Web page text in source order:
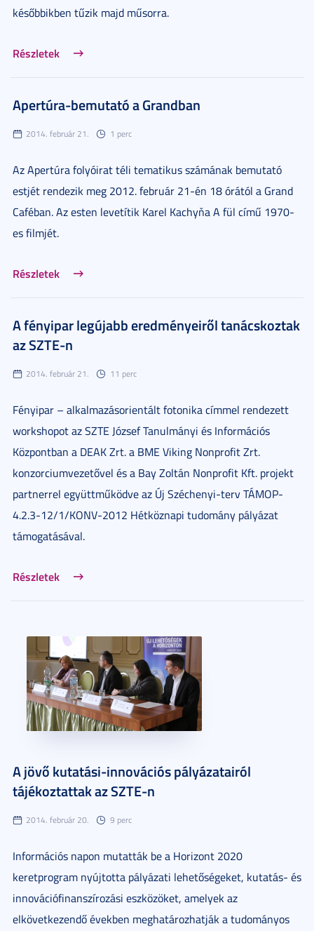
későbbikben tűzik majd műsorra.
Részletek
Apertúra-bemutató a Grandban
2014. február 21. 1 perc
Az Apertúra folyóirat téli tematikus számának bemutató
estjét rendezik meg 2012. február 21-én 18 órától a Grand
Caféban. Az esten levetítik Karel Kachyňa A fül című 1970-
es filmjét.
Részletek
A fényipar legújabb eredményeiről tanácskoztak
az SZTE-n
2014. február 21. 11 perc
Fényipar – alkalmazásorientált fotonika címmel rendezett
workshopot az SZTE József Tanulmányi és Információs
Központban a DEAK Zrt. a BME Viking Nonprofit Zrt.
konzorciumvezetővel és a Bay Zoltán Nonprofit Kft. projekt
partnerrel együttműködve az Új Széchenyi-terv TÁMOP-
4.2.3-12/1/KONV-2012 Hétköznapi tudomány pályázat
támogatásával.
Részletek
A jövő kutatási-innovációs pályázatairól
tájékoztattak az SZTE-n
2014. február 20. 9 perc
Információs napon mutatták be a Horizont 2020
keretprogram nyújtotta pályázati lehetőségeket, kutatás- és
innovációfinanszírozási eszközöket, amelyek az
elkövetkezendő években meghatározhatják a tudományos